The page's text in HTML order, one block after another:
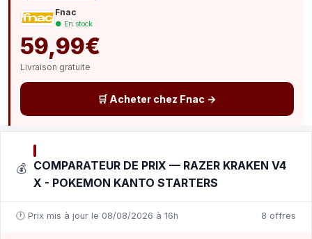
Fnac
● En stock
59,99€
Livraison gratuite
🛒 Acheter chez Fnac →
💰 COMPARATEUR DE PRIX — RAZER KRAKEN V4
X - POKEMON KANTO STARTERS
🕐 Prix mis à jour le 08/08/2026 à 16h 8 offres